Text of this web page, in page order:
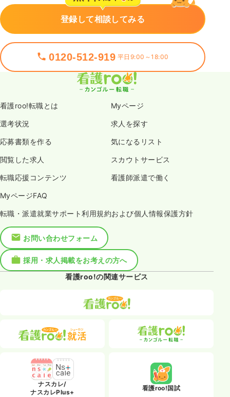
登録して相談してみる
0120-512-919 平日9:00～18:00
看護roo!転職とは Myページ
選考状況 求人を探す
応募書類を作る 気になるリスト
閲覧した求人 スカウトサービス
転職応援コンテンツ 看護師派遣で働く
MyページFAQ
転職・派遣就業サポート利用規約および個人情報保護方針
お問い合わせフォーム
採用・求人掲載をお考えの方へ
看護roo!の関連サービス
ナスカレ/
ナスカレPlus+
看護roo!国試